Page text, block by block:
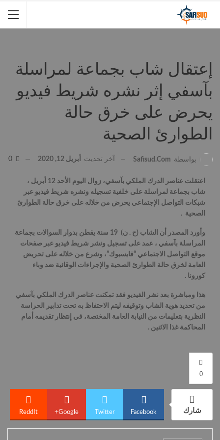
إعتقال شاب بجماعة لمراسلة
بآسفي إثر نشره شريط فيديو
يحرض على خرق حالة
الطوارئ الصحية
بواسطة Safisud.com آخر تحديث أبريل 12, 2020
اعتقلت عناصر الدرك الملكي بآسفي، زوال اليوم الأحد 12 أبريل ،
شاب بجماعة لمراسلة على خلفية تسجيله ونشره شريط فيديو عبر
شبكات التواصل الإجتماعي يحرض من خلاله على خرق حالة الطوارئ
الصحية .
وأورد المصدر أن الشاب (ح . ن) 19 سنة يقطن بدوار السوالات بجماعة
المراسلة بآسفي ، عمد على تسجيل ونشر شريط فيديو عبر صفحات
موقع التواصل الاجتماعي “فايسبوك”، وشرع من خلاله على تحريض
العامة لخرق حالة الطوارئ الصحية والإجراءات الوقائية ضد وباء
كورونا .
هذا ومباشرة بعد نشر الفيديو فقد تمكنت عناصر الدرك الملكي بآسفي
من تحديد هوية الشاب وتوقيفه ليتم الاحتفاظ به تحت تدابير الحراسة
النظرية بتعليمات من النيابة العامة المختصة، في إنتظار تقديمه أمام
المحاكمة غذا الاثنين .
0
شارك Facebook
Twitter
Google+
ReddIt